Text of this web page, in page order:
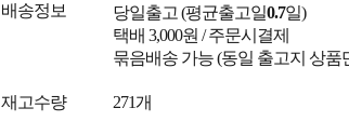
배송정보 당일출고 (평균출고일0.7일)
택배 3,000원 / 주문시결제
묶음배송 가능 (동일 출고지 상품
재고수량 271개